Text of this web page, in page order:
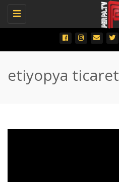
Toggle
etiyopya ticaret